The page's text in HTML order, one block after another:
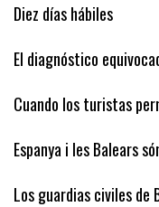
Diez días hábiles
El diagnóstico
Cuando los turistas
Espanya i les Balears
Los guardias civiles de